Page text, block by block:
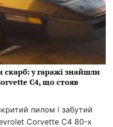
у гаражі знайшли
C4, що стояв
пилом і забутий
Corvette C4 80-х